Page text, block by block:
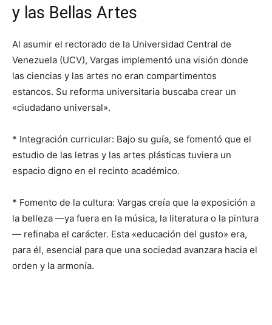
y las Bellas Artes
Al asumir el rectorado de la Universidad Central de
Venezuela (UCV), Vargas implementó una visión donde
las ciencias y las artes no eran compartimentos
estancos. Su reforma universitaria buscaba crear un
«ciudadano universal».
* Integración curricular: Bajo su guía, se fomentó que el
estudio de las letras y las artes plásticas tuviera un
espacio digno en el recinto académico.
* Fomento de la cultura: Vargas creía que la exposición a
la belleza —ya fuera en la música, la literatura o la pintura
— refinaba el carácter. Esta «educación del gusto» era,
para él, esencial para que una sociedad avanzara hacia el
orden y la armonía.